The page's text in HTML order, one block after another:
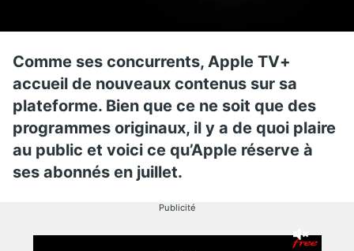
Comme ses concurrents, Apple TV+
accueil de nouveaux contenus sur sa
plateforme. Bien que ce ne soit que des
programmes originaux, il y a de quoi plaire
au public et voici ce qu’Apple réserve à
ses abonnés en juillet.
Publicité